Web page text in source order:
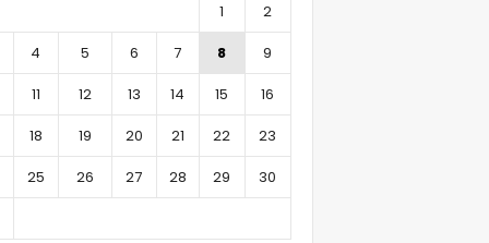
1
2
4 5 6 7 8
9
11 12 13 14 15
16
18 19 20 21 22
23
25 26 27 28 29
30